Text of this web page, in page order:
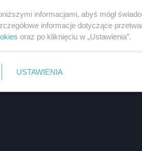
już 4 grudnia. Całość
informacjami, abyś mógł
informacje dotyczące
oraz po kliknięciu w „Ustawienia”.
USTAWIENIA